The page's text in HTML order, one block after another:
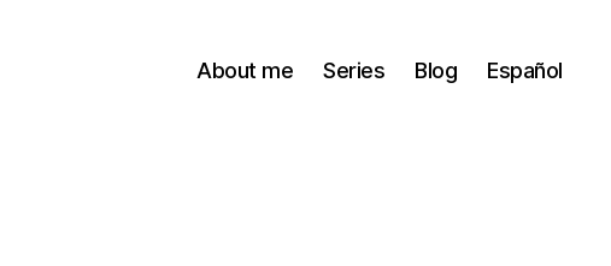
About me Series Blog Español